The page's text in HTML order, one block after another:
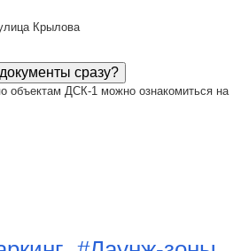
Крылова
сразу?
объектам ДСК-1 можно ознакомиться на